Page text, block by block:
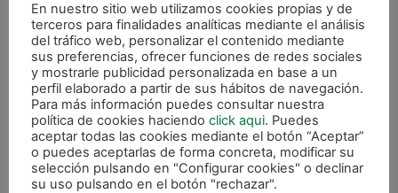
En nuestro sitio web utilizamos cookies propias y de
terceros para finalidades analíticas mediante el análisis
del tráfico web, personalizar el contenido mediante
sus preferencias, ofrecer funciones de redes sociales
y mostrarle publicidad personalizada en base a un
perfil elaborado a partir de sus hábitos de navegación.
Para más información puedes consultar nuestra
política de cookies haciendo click aqui. Puedes
aceptar todas las cookies mediante el botón “Aceptar”
o puedes aceptarlas de forma concreta, modificar su
selección pulsando en "Configurar cookies" o declinar
su uso pulsando en el botón "rechazar".